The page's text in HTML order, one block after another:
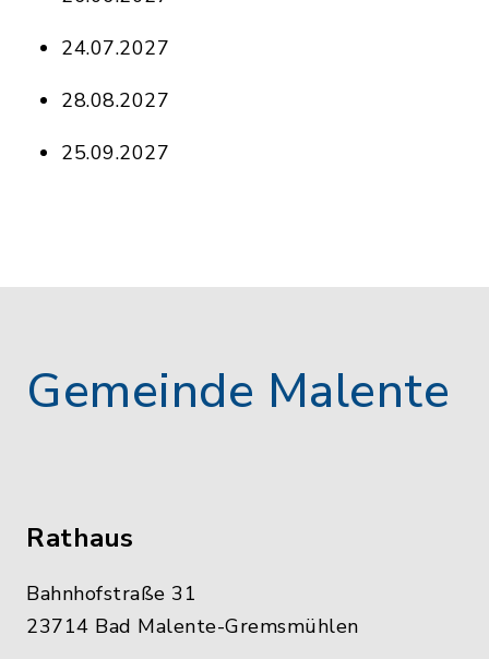
24.07.2027
28.08.2027
25.09.2027
Gemeinde Malente
Rathaus
Bahnhofstraße 31
23714 Bad Malente-Gremsmühlen